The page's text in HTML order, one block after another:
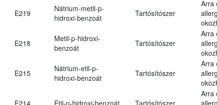
E219
Nátrium-metil-p-
hidroxi-benzoát
Tartósítószer
Arra
E218
Metil-p-hidroxi-
benzoát
Tartósítószer
Arra
E215
Nátrium-etil-p-
hidroxi-benzoát
Tartósítószer
Arra
E214 Etil-p-hidroxi-benzoát Tartósítószer
Arra